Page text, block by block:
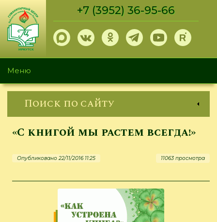
Перейти
основному
содержанию
+7 (3952) 36-95-66
Меню
Поиск по сайту
«С книгой мы растем всегда!»
Опубликовано 22/11/2016 11:25 11063 просмотра